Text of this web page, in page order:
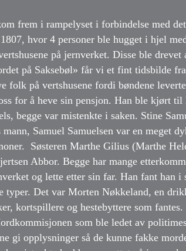
frem i rampelyset i forbindelse med
hvor 4 personer ble hugget i hjel
på jernverket. Disse ble drevet
på Saksebøl» får vi et fint tidsbilde
folk på vertshusene fordi bøndene
for å heve sin pensjon. Han ble kjørt til
begge var mistenkte i saken. Stine
Samuel Samuelsen var en meget
Søsteren Marthe Gilius (Marthe
Abbor. Begge har mange
og lette etter sin far. Han fant han i
typer. Det var Morten Nøkkeland, en
kortspillere og hestebyttere som
som ble ledet av
gi opplysninger så de kunne fakke